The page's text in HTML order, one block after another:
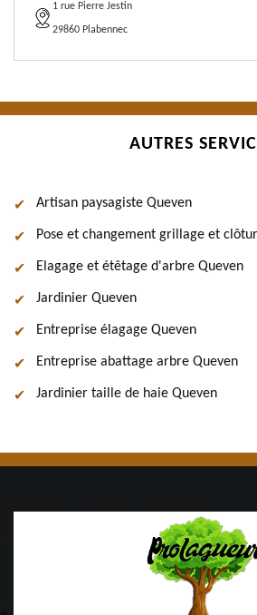
1 rue Pierre Jestin
29860 Plabennec
AUTRES
Artisan paysagiste Queven
Pose et changement grillage et
Elagage et étêtage d'arbre Queven
Jardinier Queven
Entreprise élagage Queven
Entreprise abattage arbre Queven
Jardinier taille de haie Queven